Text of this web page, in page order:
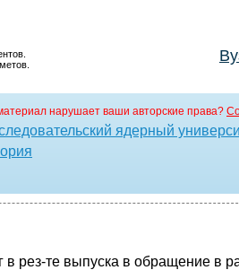
нарушает ваши авторские права?
ядерный
рез-те выпуска в обращение в